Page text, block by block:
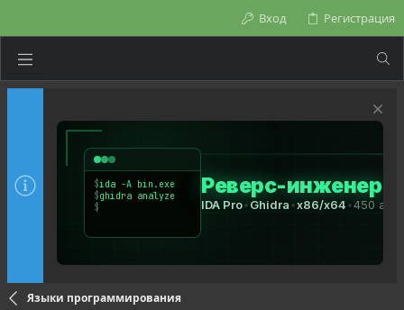
Вход Регистрация
Языки программирования